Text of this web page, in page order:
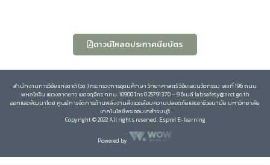
ดาวน์โหลดประกาศนียบัตร
สำนักงานการวิจัยแห่งชาติ (วช.) กระทรวงการอุดมศึกษา วิทยาศาสตร์ วิจัยและนวัตกรรม เลขที่ 196 ถนน
พหลโยธิน แขวงลาดยาว เขตจตุจักร กทม. 10900 โทร 0 25791370 – 9 อีเมล์ labsafety@nrct.go.th
ออกและพัฒนาโดย ศูนย์การจัดการด้านพลังงานสิ่งแวดล้อมความปลอดภัยและอาชีวอนามัย มหาวิทยาลัย
เทคโนโลยีพระจอมเกล้าธนบุรี
Copyright © 2022 All rights reserved, Esprel E-learning
Powered by